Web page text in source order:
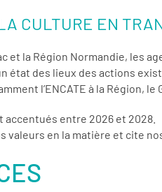
CULTURE EN
et la Région Normandie, les
état des lieux des actions
l’ENCATE à la Région,
entre 2026 et 2028.
valeurs en la matière et cite